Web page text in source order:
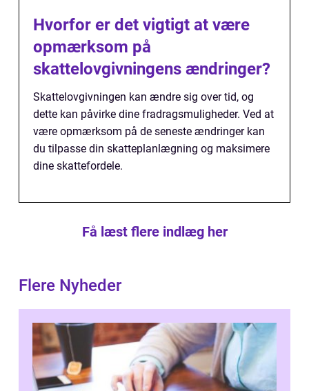
Hvorfor er det vigtigt at være
opmærksom på
skattelovgivningens ændringer?
Skattelovgivningen kan ændre sig over tid, og
dette kan påvirke dine fradragsmuligheder. Ved at
være opmærksom på de seneste ændringer kan
du tilpasse din skatteplanlægning og maksimere
dine skattefordele.
Få læst flere indlæg her
Flere Nyheder